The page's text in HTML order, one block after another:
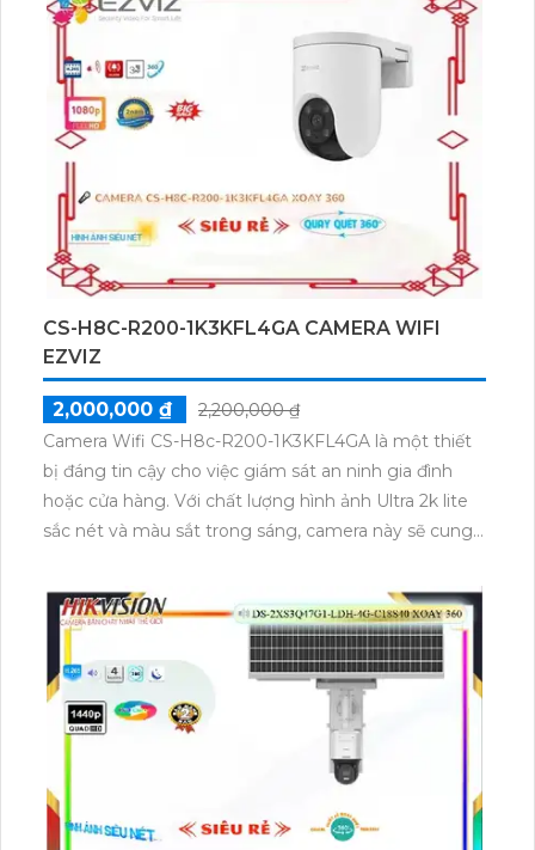
CS-H8C-R200-1K3KFL4GA CAMERA WIFI
EZVIZ
2,000,000 ₫
2,200,000 ₫
Camera Wifi CS-H8c-R200-1K3KFL4GA là một thiết
bị đáng tin cậy cho việc giám sát an ninh gia đình
hoặc cửa hàng. Với chất lượng hình ảnh Ultra 2k lite
sắc nét và màu sắt trong sáng, camera này sẽ cung
năng Hồng Ngoại Smart IR giúp bạn quan sát ban
đêm với tầm nhìn Hồng Ngoại lên đến 30m. Thiết bị
này cũng có khả năng xoay 360 độ, với kết nối IP và
tương thích với wifi. Với chi phí phù hợp và tích hợp
Công Nghệ AI, camera này là lựa chọn tuyệt vời cho
nhu cầu giám sát an ninh của gia đình hoặc cửa hàng
của bạn.